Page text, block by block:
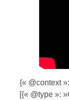
{« @context
[{« @type »: